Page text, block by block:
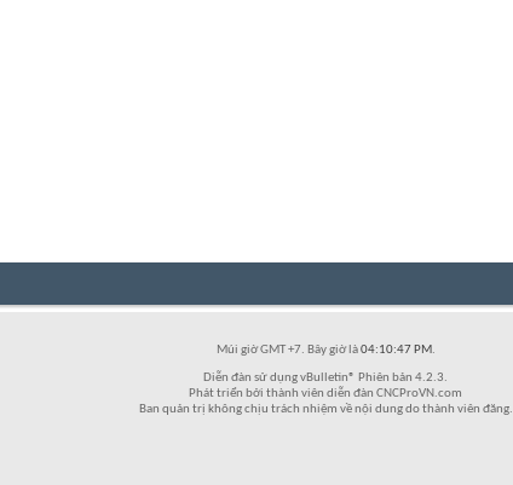
Múi giờ GMT +7. Bây giờ là04:10:47 PM.
Diễn đàn sử dụng vBulletin® Phiên bản 4.2.3.
Phát triển bởi thành viên diễn đàn CNCProVN.com
Ban quản trị không chịu trách nhiệm về nội dung do thành viên đăng.